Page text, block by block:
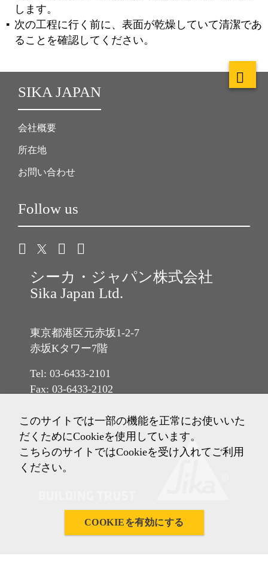
します。
次の工程に行く前に、表面が乾燥していて清潔であ
ることを確認してください。
SIKA JAPAN
会社概要
所在地
お問い合わせ
Follow us
シーカ・ジャパン株式会社
Sika Japan Ltd.
東京都港区元赤坂1-2-7
赤坂Kタワー7階
Tel: 03-6433-2101
Fax: 03-6433-2102
このサイトでは一部の機能を正常にお使いいた
だくためにCookieを使用しています。
こちらのサイトではCookieを受け入れてご利用
ください。
COOKIEを有効にする